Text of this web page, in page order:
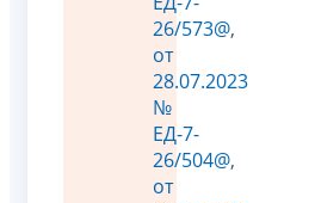
26/573@,
от
28.07.2023
№
ЕД-7-
26/504@,
от